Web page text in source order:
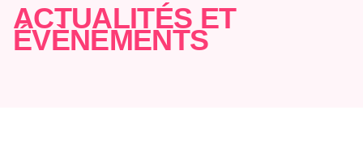
ACTUALITÉS ET
ÉVÈNEMENTS